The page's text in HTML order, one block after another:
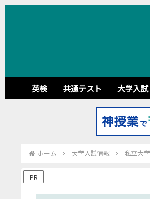
英検 共通テスト 大学入試
ホーム 大学入試情報 私立大学
PR